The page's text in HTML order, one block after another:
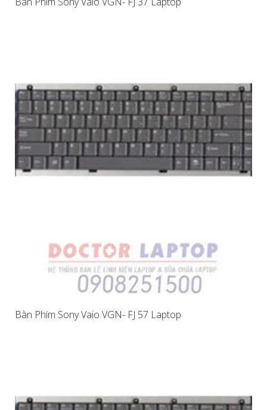
Bàn Phím Sony Vaio VGN- FJ 57 Laptop